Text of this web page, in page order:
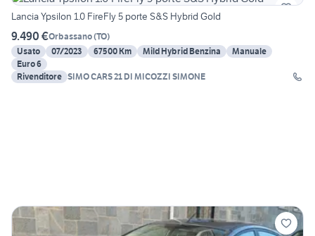
Lancia Ypsilon 1.0 FireFly 5 porte S&S Hybrid Gold
9.490 €Orbassano(TO)
Usato
07/2023 67500 Km Mild Hybrid Benzina
Manuale
Euro 6
Rivenditore SIMO CARS 21 DI MICOZZI SIMONE